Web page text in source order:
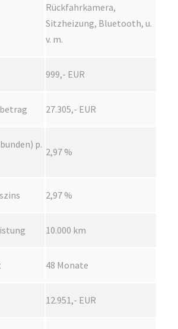
Rückfahrkamera,
Sitzheizung, Bluetooth, u.
v. m.
999,- EUR
27.305,- EUR
p.
2,97 %
2,97 %
10.000 km
48 Monate
12.951,- EUR